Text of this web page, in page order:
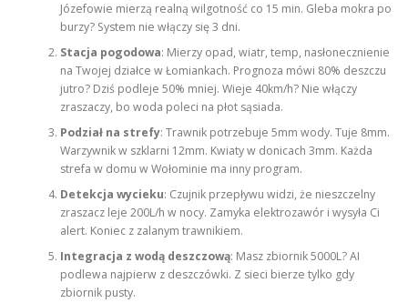
Józefowie mierzą realną wilgotność co 15 min. Gleba mokra po
burzy? System nie włączy się 3 dni.
Stacja pogodowa: Mierzy opad, wiatr, temp, nasłonecznienie
na Twojej działce w Łomiankach. Prognoza mówi 80% deszczu
jutro? Dziś podleje 50% mniej. Wieje 40km/h? Nie włączy
zraszaczy, bo woda poleci na płot sąsiada.
Podział na strefy: Trawnik potrzebuje 5mm wody. Tuje 8mm.
Warzywnik w szklarni 12mm. Kwiaty w donicach 3mm. Każda
strefa w domu w Wołominie ma inny program.
Detekcja wycieku: Czujnik przepływu widzi, że nieszczelny
zraszacz leje 200L/h w nocy. Zamyka elektrozawór i wysyła Ci
alert. Koniec z zalanym trawnikiem.
Integracja z wodą deszczową: Masz zbiornik 5000L? AI
podlewa najpierw z deszczówki. Z sieci bierze tylko gdy
zbiornik pusty.